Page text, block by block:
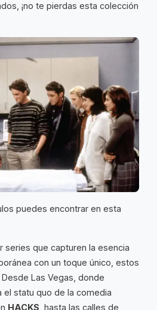
¡no te pierdas esta colección
puedes encontrar en esta
series que capturen la esencia
con un toque único, estos
Las Vegas, donde
el statu quo de la comedia
HACKS , hasta las calles de